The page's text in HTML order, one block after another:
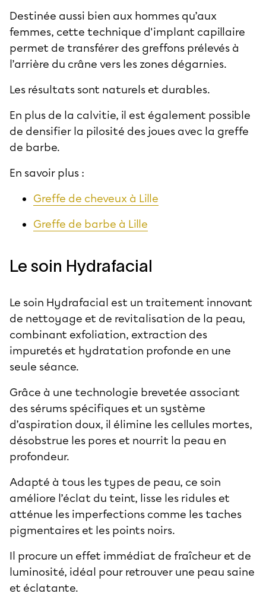
Destinée aussi bien aux hommes qu’aux
femmes, cette technique d'implant capillaire
permet de transférer des greffons prélevés à
l’arrière du crâne vers les zones dégarnies.
Les résultats sont naturels et durables.
En plus de la calvitie, il est également possible
de densifier la pilosité des joues avec la greffe
de barbe.
En savoir plus :
Greffe de cheveux à Lille
Greffe de barbe à Lille
Le soin Hydrafacial
Le soin Hydrafacial est un traitement innovant
de nettoyage et de revitalisation de la peau,
combinant exfoliation, extraction des
impuretés et hydratation profonde en une
seule séance.
Grâce à une technologie brevetée associant
des sérums spécifiques et un système
d’aspiration doux, il élimine les cellules mortes,
désobstrue les pores et nourrit la peau en
profondeur.
Adapté à tous les types de peau, ce soin
améliore l’éclat du teint, lisse les ridules et
atténue les imperfections comme les taches
pigmentaires et les points noirs.
Il procure un effet immédiat de fraîcheur et de
luminosité, idéal pour retrouver une peau saine
et éclatante.